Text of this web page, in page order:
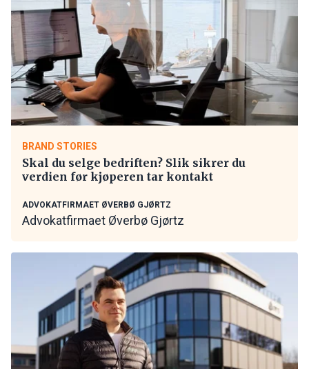
BRAND STORIES
Skal du selge bedriften? Slik sikrer du
verdien før kjøperen tar kontakt
ADVOKATFIRMAET ØVERBØ GJØRTZ
Advokatfirmaet Øverbø Gjørtz